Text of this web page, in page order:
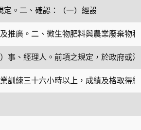
。二、確認：（一）經設計者確
廣。二、微生物肥料與農業廢棄
事、經理人。前項之規定，於政府或
練三十六小時以上，成績及格取